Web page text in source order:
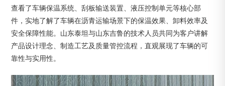
查看了车辆保温系统、刮板输送装置、液压控制单元等核心部
件，实地了解了车辆在沥青运输场景下的保温效果、卸料效率及
安全保障性能。山东泰坦与山东吉鲁的技术人员共同为客户讲解
产品设计理念、制造工艺及质量管控流程，直观展现了车辆的可
靠性与实用性。